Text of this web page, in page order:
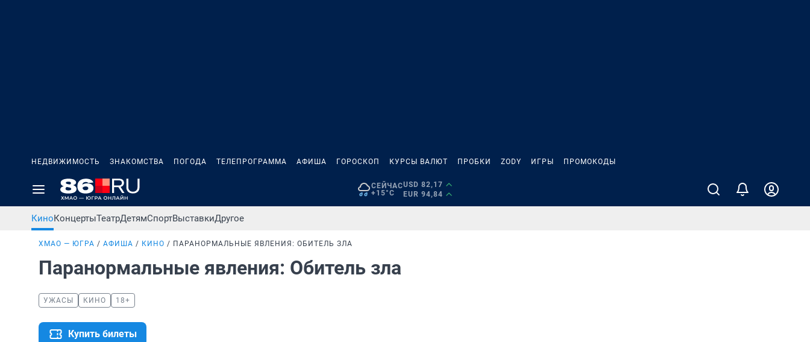
НЕДВИЖИМОСТЬ ЗНАКОМСТВА ПОГОДА ТЕЛЕПРОГРАММА АФИША ГОРОСКОП КУРСЫ ВАЛЮТ ПРОБКИ ZODY ИГРЫ ПРОМОКОДЫ
СЕЙЧАС
+15°C
USD 82,17
EUR 94,84
КиноКонцертыТеатрДетямСпортВыставкиДругое
ХМАО — ЮГРА АФИША КИНО ПАРАНОРМАЛЬНЫЕ ЯВЛЕНИЯ: ОБИТЕЛЬ ЗЛА
Паранормальные явления: Обитель зла
УЖАСЫ КИНО 18+
Купить билеты